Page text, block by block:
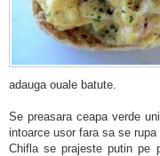
adauga ouale batute.
Se preasara ceapa verde
intoarce usor fara sa se
Chifla se prajeste putin pe